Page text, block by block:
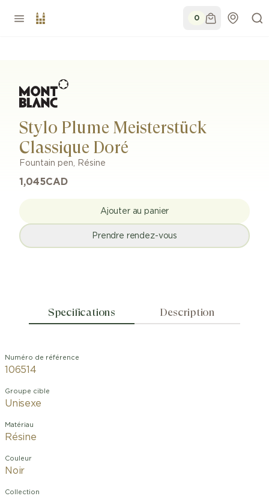
0
Stylo Plume Meisterstück
Classique Doré
Fountain pen, Résine
1,045CAD
Ajouter au panier
Prendre rendez-vous
Specifications Description
Numéro de référence
106514
Groupe cible
Unisexe
Matériau
Résine
Couleur
Noir
Collection